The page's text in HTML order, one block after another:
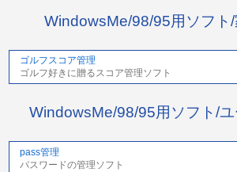
WindowsMe/98/95用ソフト
ゴルフスコア管理
ゴルフ好きに贈るスコア管理ソフト
WindowsMe/98/95用ソフト/ユ
pass管理
パスワードの管理ソフト